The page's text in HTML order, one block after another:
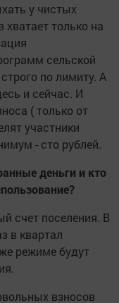
у чистых
только на
сельской
по лимиту. А
и сейчас. И
( только от
участники
- сто рублей.
деньги и кто
счет поселения. В
в квартал
режиме будут
взносов